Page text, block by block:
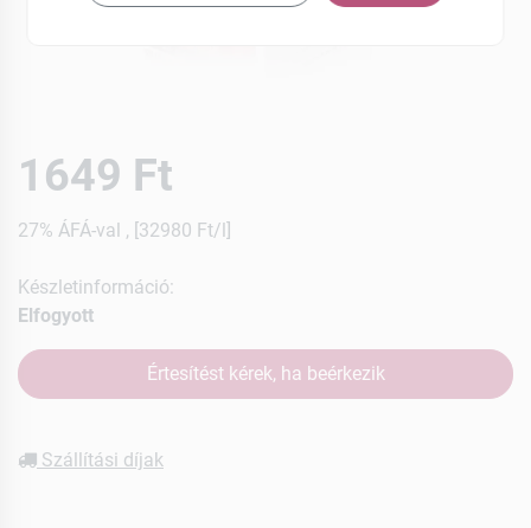
1649 Ft
27% ÁFÁ-val , [32980 Ft/l]
Készletinformáció:
Elfogyott
Értesítést kérek, ha beérkezik
Szállítási díjak